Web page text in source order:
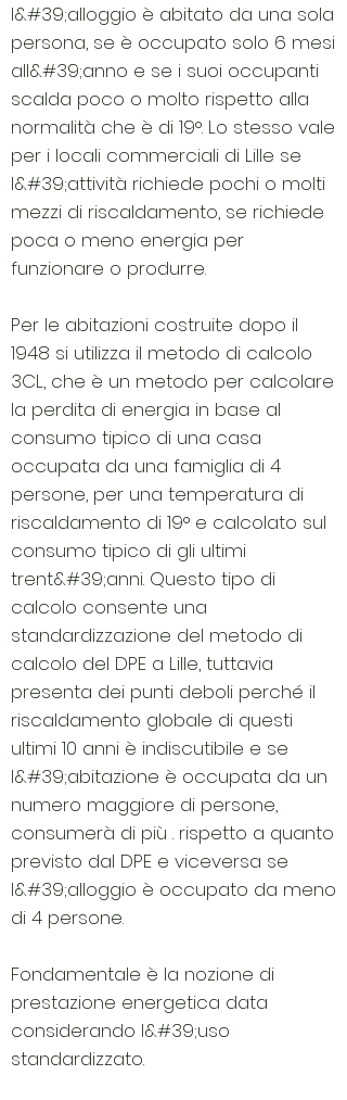
l&#39;alloggio è abitato da una sola
persona, se è occupato solo 6 mesi
all&#39;anno e se i suoi occupanti
scalda poco o molto rispetto alla
normalità che è di 19°. Lo stesso vale
per i locali commerciali di Lille se
l&#39;attività richiede pochi o molti
mezzi di riscaldamento, se richiede
poca o meno energia per
funzionare o produrre.
Per le abitazioni costruite dopo il
1948 si utilizza il metodo di calcolo
3CL, che è un metodo per calcolare
la perdita di energia in base al
consumo tipico di una casa
occupata da una famiglia di 4
persone, per una temperatura di
riscaldamento di 19° e calcolato sul
consumo tipico di gli ultimi
trent&#39;anni. Questo tipo di
calcolo consente una
standardizzazione del metodo di
calcolo del DPE a Lille, tuttavia
presenta dei punti deboli perché il
riscaldamento globale di questi
ultimi 10 anni è indiscutibile e se
l&#39;abitazione è occupata da un
numero maggiore di persone,
consumerà di più . rispetto a quanto
previsto dal DPE e viceversa se
l&#39;alloggio è occupato da meno
di 4 persone.
Fondamentale è la nozione di
prestazione energetica data
considerando l&#39;uso
standardizzato.